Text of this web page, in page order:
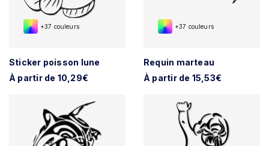
+37 couleurs
Sticker poisson lune
À partir de 10,29€
+37 couleurs
Requin marteau
À partir de 15,53€